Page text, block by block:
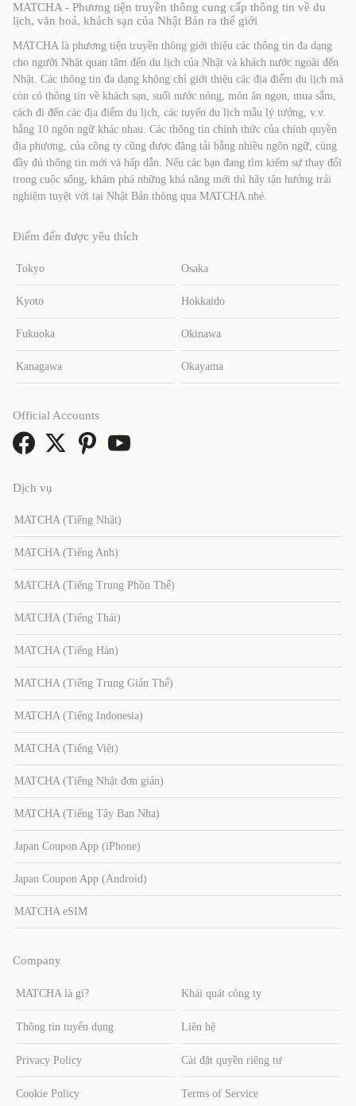
MATCHA - Phương tiện truyền thông cung cấp thông tin về du
lịch, văn hoá, khách sạn của Nhật Bản ra thế giới
MATCHA là phương tiện truyền thông giới thiệu các thông tin đa dạng
cho người Nhật quan tâm đến du lịch của Nhật và khách nước ngoài đến
Nhật. Các thông tin đa dạng không chỉ giới thiệu các địa điểm du lịch mà
còn có thông tin về khách sạn, suối nước nóng, món ăn ngon, mua sắm,
cách đi đến các địa điểm du lịch, các tuyến du lịch mẫu lý tưởng, v.v.
bằng 10 ngôn ngữ khác nhau. Các thông tin chính thức của chính quyền
địa phương, của công ty cũng được đăng tải bằng nhiều ngôn ngữ, cùng
đầy đủ thông tin mới và hấp dẫn. Nếu các bạn đang tìm kiếm sự thay đổi
trong cuộc sống, khám phá những khả năng mới thì hãy tận hưởng trải
nghiệm tuyệt vời tại Nhật Bản thông qua MATCHA nhé.
Điểm đến được yêu thích
Tokyo Osaka
Kyoto Hokkaido
Fukuoka Okinawa
Kanagawa Okayama
Dịch vụ
MATCHA (Tiếng Nhật)
MATCHA (Tiếng Anh)
MATCHA (Tiếng Trung Phồn Thể)
MATCHA (Tiếng Thái)
MATCHA (Tiếng Hàn)
MATCHA (Tiếng Trung Giản Thể)
MATCHA (Tiếng Indonesia)
MATCHA (Tiếng Việt)
MATCHA (Tiếng Nhật đơn giản)
MATCHA (Tiếng Tây Ban Nha)
Japan Coupon App (iPhone)
Japan Coupon App (Android)
MATCHA eSIM
Company
MATCHA là gì? Khái quát công ty
Thông tin tuyển dụng Liên hệ
Privacy Policy Cài đặt quyền riêng tư
Cookie Policy Terms of Service
Official Accounts